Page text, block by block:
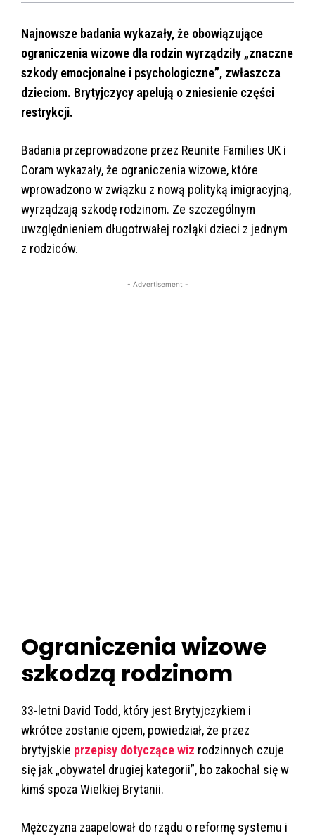
Najnowsze badania wykazały, że obowiązujące
ograniczenia wizowe dla rodzin wyrządziły „znaczne
szkody emocjonalne i psychologiczne”, zwłaszcza
dzieciom. Brytyjczycy apelują o zniesienie części
restrykcji.
Badania przeprowadzone przez Reunite Families UK i
Coram wykazały, że ograniczenia wizowe, które
wprowadzono w związku z nową polityką imigracyjną,
wyrządzają szkodę rodzinom. Ze szczególnym
uwzględnieniem długotrwałej rozłąki dzieci z jednym
z rodziców.
- Advertisement -
Ograniczenia wizowe
szkodzą rodzinom
33-letni David Todd, który jest Brytyjczykiem i
wkrótce zostanie ojcem, powiedział, że przez
brytyjskie przepisy dotyczące wiz rodzinnych czuje
się jak „obywatel drugiej kategorii”, bo zakochał się w
kimś spoza Wielkiej Brytanii.
Mężczyzna zaapelował do rządu o reformę systemu i